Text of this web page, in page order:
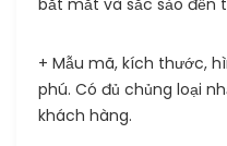
bắt mắt và sắc sảo đến
+ Mẫu mã, kích thước,
phú. Có đủ chủng loại
khách hàng.